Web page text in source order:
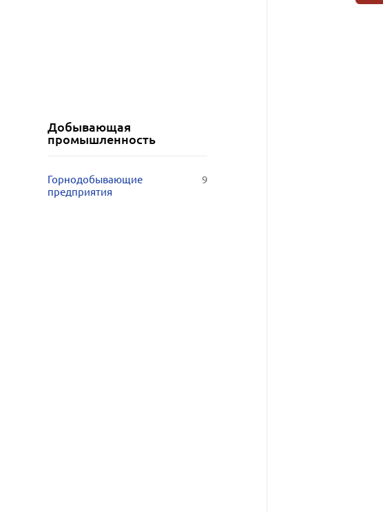
Добывающая
промышленность
Горнодобывающие
предприятия
9